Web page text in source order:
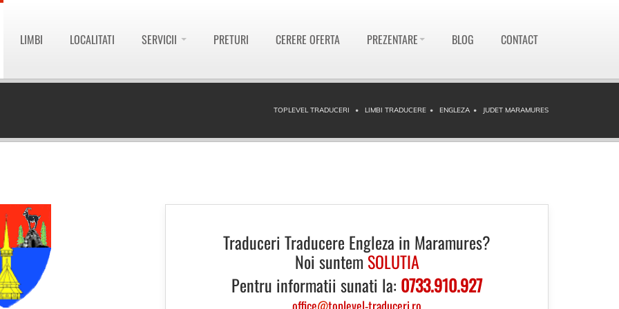
LIMBI LOCALITATI SERVICII PRETURI CERERE OFERTA PREZENTARE BLOG CONTACT
TOPLEVEL TRADUCERI LIMBI TRADUCERE ENGLEZA JUDET MARAMURES
Traduceri Traducere Engleza in Maramures?
Noi suntemSOLUTIA
Pentru informatii sunati la: 0733.910.927